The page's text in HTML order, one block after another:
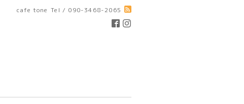
cafe tone Tel / 090-3468-2065